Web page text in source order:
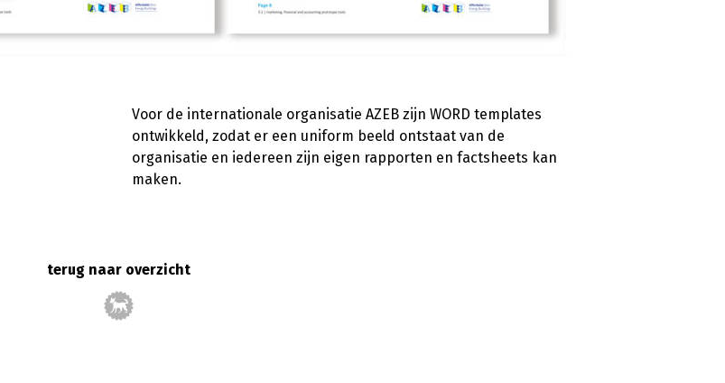
Voor de internationale organisatie AZEB zijn WORD templates
ontwikkeld, zodat er een uniform beeld ontstaat van de
organisatie en iedereen zijn eigen rapporten en factsheets kan
maken.
terug naar overzicht